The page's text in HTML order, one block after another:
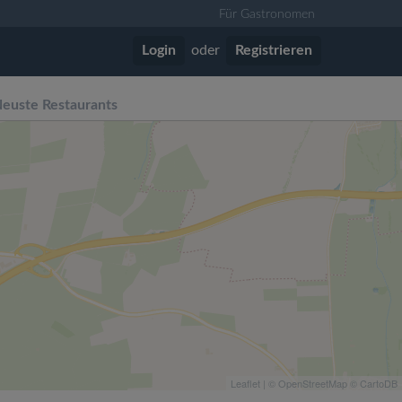
Für Gastronomen
Login oder Registrieren
Restaurants
Leaflet | © OpenStreetMap © CartoDB